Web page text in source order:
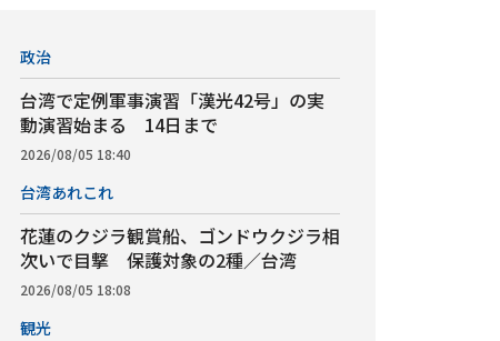
政治
台湾で定例軍事演習「漢光42号」の実
動演習始まる 14日まで
2026/08/05 18:40
台湾あれこれ
花蓮のクジラ観賞船、ゴンドウクジラ相
次いで目撃 保護対象の2種／台湾
2026/08/05 18:08
観光